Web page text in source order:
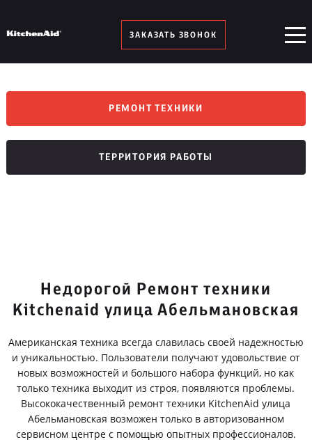
ЗАКАЗАТЬ ЗВОНОК
РЕМОНТ ТЕХНИКИ
ТЕРРИТОРИЯ РАБОТЫ
Недорогой Ремонт техники
Kitchenaid улица Абельмановская
Американская техника всегда славилась своей надежностью
и уникальностью. Пользователи получают удовольствие от
новых возможностей и большого набора функций, но как
только техника выходит из строя, появляются проблемы.
Высококачественный ремонт техники KitchenAid улица
Абельмановская возможен только в авторизованном
сервисном центре с помощью опытных профессионалов.